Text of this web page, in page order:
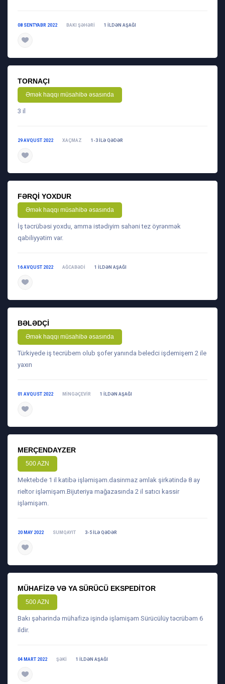
08 SENTYABR 2022 BAKI ŞƏHƏRI 1 ILDƏN AŞAĞI
TORNAÇI
Əmək haqqı müsahibə əsasında
3 il
29 AVQUST 2022 XAÇMAZ 1-3 ILƏ QƏDƏR
FƏRQI YOXDUR
Əmək haqqı müsahibə əsasında
İş təcrübəsi yoxdu, amma istədiyim sahəni tez öyrənmək
qabiliyyətim var.
16 AVQUST 2022 AĞCABƏDI 1 ILDƏN AŞAĞI
BƏLƏDÇI
Əmək haqqı müsahibə əsasında
Türkiyede iş tecrübem olub şofer yanında beledci işdemişem 2 ile
yaxın
01 AVQUST 2022 MINGƏÇEVIR 1 ILDƏN AŞAĞI
MERÇENDAYZER
500 AZN
Mektebde 1 il katibə işləmişəm.dasinmaz əmlak şirkətində 8 ay
rieltor işləmişəm.Bijuteriya mağazasında 2 il satıcı kassir
işləmişəm.
20 MAY 2022 SUMQAYIT 3-5 ILƏ QƏDƏR
MÜHAFIZƏ VƏ YA SÜRÜCÜ EKSPEDITOR
500 AZN
Bakı şəhərində mühafizə işində işləmişəm Sürücülüy təcrübəm 6
ildir.
04 MART 2022 ŞƏKI 1 ILDƏN AŞAĞI